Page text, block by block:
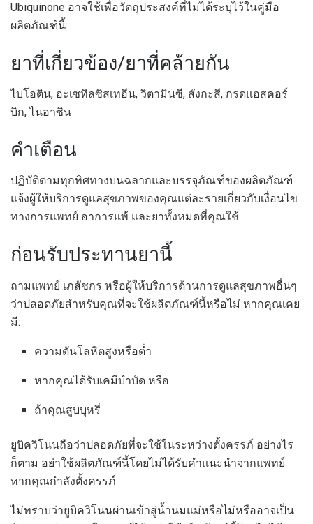
Ubiquinone อาจใช้เพื่อวัตถุประสงค์ที่ไม่ได้ระบุไว้ในคู่มือ
ผลิตภัณฑ์นี้
ยาที่เกี่ยวข้อง/ยาที่คล้ายกัน
ไบโอติน, อะเซทิลซิสเทอีน, วิตามินซี, สังกะสี, กรดแอสคอร์
บิก, ไนอาซิน
คำเตือน
ปฏิบัติตามทุกทิศทางบนฉลากและบรรจุภัณฑ์ของผลิตภัณฑ์
แจ้งผู้ให้บริการดูแลสุขภาพของคุณแต่ละรายเกี่ยวกับเงื่อนไข
ทางการแพทย์ อาการแพ้ และยาทั้งหมดที่คุณใช้
ก่อนรับประทานยานี้
ถามแพทย์ เภสัชกร หรือผู้ให้บริการด้านการดูแลสุขภาพอื่นๆ
ว่าปลอดภัยสำหรับคุณที่จะใช้ผลิตภัณฑ์นี้หรือไม่ หากคุณเคย
มี:
ความดันโลหิตสูงหรือต่ำ
หากคุณได้รับเคมีบำบัด หรือ
ถ้าคุณสูบบุหรี่
ยูบิควิโนนถือว่าปลอดภัยที่จะใช้ในระหว่างตั้งครรภ์ อย่างไร
ก็ตาม อย่าใช้ผลิตภัณฑ์นี้โดยไม่ได้รับคำแนะนำจากแพทย์
หากคุณกำลังตั้งครรภ์
ไม่ทราบว่ายูบิควิโนนผ่านเข้าสู่น้ำนมแม่หรือไม่หรืออาจเป็น